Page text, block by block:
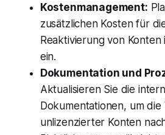
Kostenmanagement:
zusätzlichen Kosten für
Reaktivierung von
ein.
Dokumentation und
Aktualisieren Sie die
Dokumentationen, um
unlizenzierter Konten